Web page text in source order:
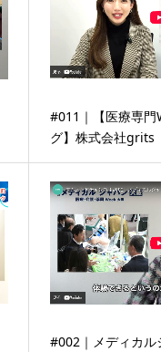
#011｜【医療専門
グ】株式会社grits
#002｜メディカル